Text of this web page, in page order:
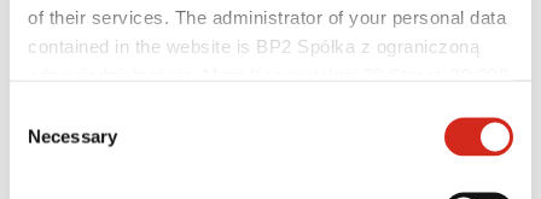
of their services. The administrator of your personal data
contained in the website is BP2 Spółka z ograniczoną
121387608.
Selection
Necessary